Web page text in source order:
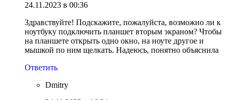
24.11.2023 в 00:36
Здравствуйте! Подскажите, пожалуйста, возможно ли к
ноутбуку подключить планшет вторым экраном? Чтобы
на планшете открыть одно окно, на ноуте другое и
мышкой по ним щелкать. Надеюсь, понятно объяснила
Ответить
Dmitry